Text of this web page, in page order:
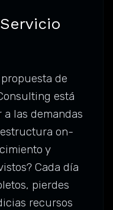
de
está
las demandas
on-
y
Cada día
pierdes
recursos